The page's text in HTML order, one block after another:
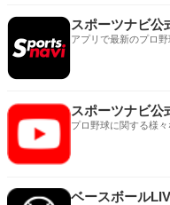
スポーツナビ公
アプリで最新のプロ
スポーツナビ公
プロ野球に関する様々
ベースボール